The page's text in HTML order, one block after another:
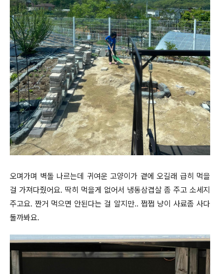
오며가며 벽돌 나르는데 귀여운 고양이가 곁에 오길래 급히 먹을
걸 가져다줬어요. 딱히 먹을게 없어서 냉동삼겹살 좀 주고 소세지
주고요. 짠거 먹으면 안된다는 걸 알지만.. 쩝쩝 냥이 사료좀 사다
둘까봐요.